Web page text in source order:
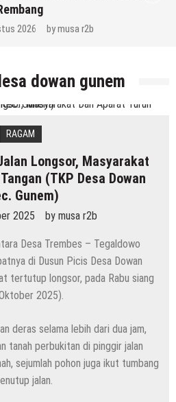
2026 bymusa r2b
dowan gunem
RAGAM
Longsor, Masyarakat
(TKP Desa Dowan
Gunem)
2025 by musa r2b
Desa Trembes – Tegaldowo
di Dusun Picis Desa Dowan
tertutup longsor, pada Rabu siang
2025).
deras selama lebih dari dua jam,
tanah perbukitan di pinggir jalan
sejumlah pohon juga ikut tumbang
jalan.